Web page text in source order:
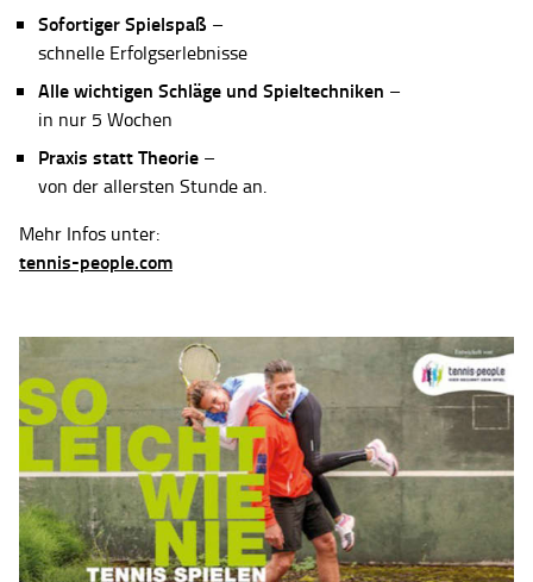
Sofortiger Spielspaß –
schnelle Erfolgserlebnisse
Alle wichtigen Schläge und Spieltechniken –
in nur 5 Wochen
Praxis statt Theorie –
von der allersten Stunde an.
Mehr Infos unter:
tennis-people.com